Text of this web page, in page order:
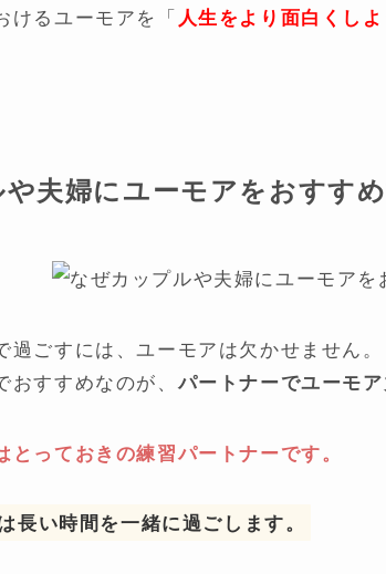
けるユーモアを「 人生をより面白くし
夫婦にユーモアをおすす
過ごすには、ユーモアは欠かせません
すすめなのが、 パートナーでユーモ
とっておきの練習パートナーです。
長い時間を一緒に過ごします。